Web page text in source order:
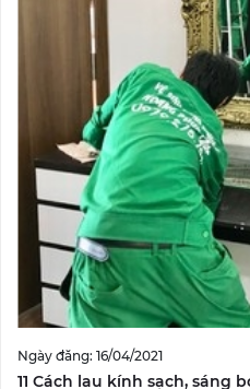
Ngày đăng: 16/04/2021
11 Cách lau kính sạch, sáng